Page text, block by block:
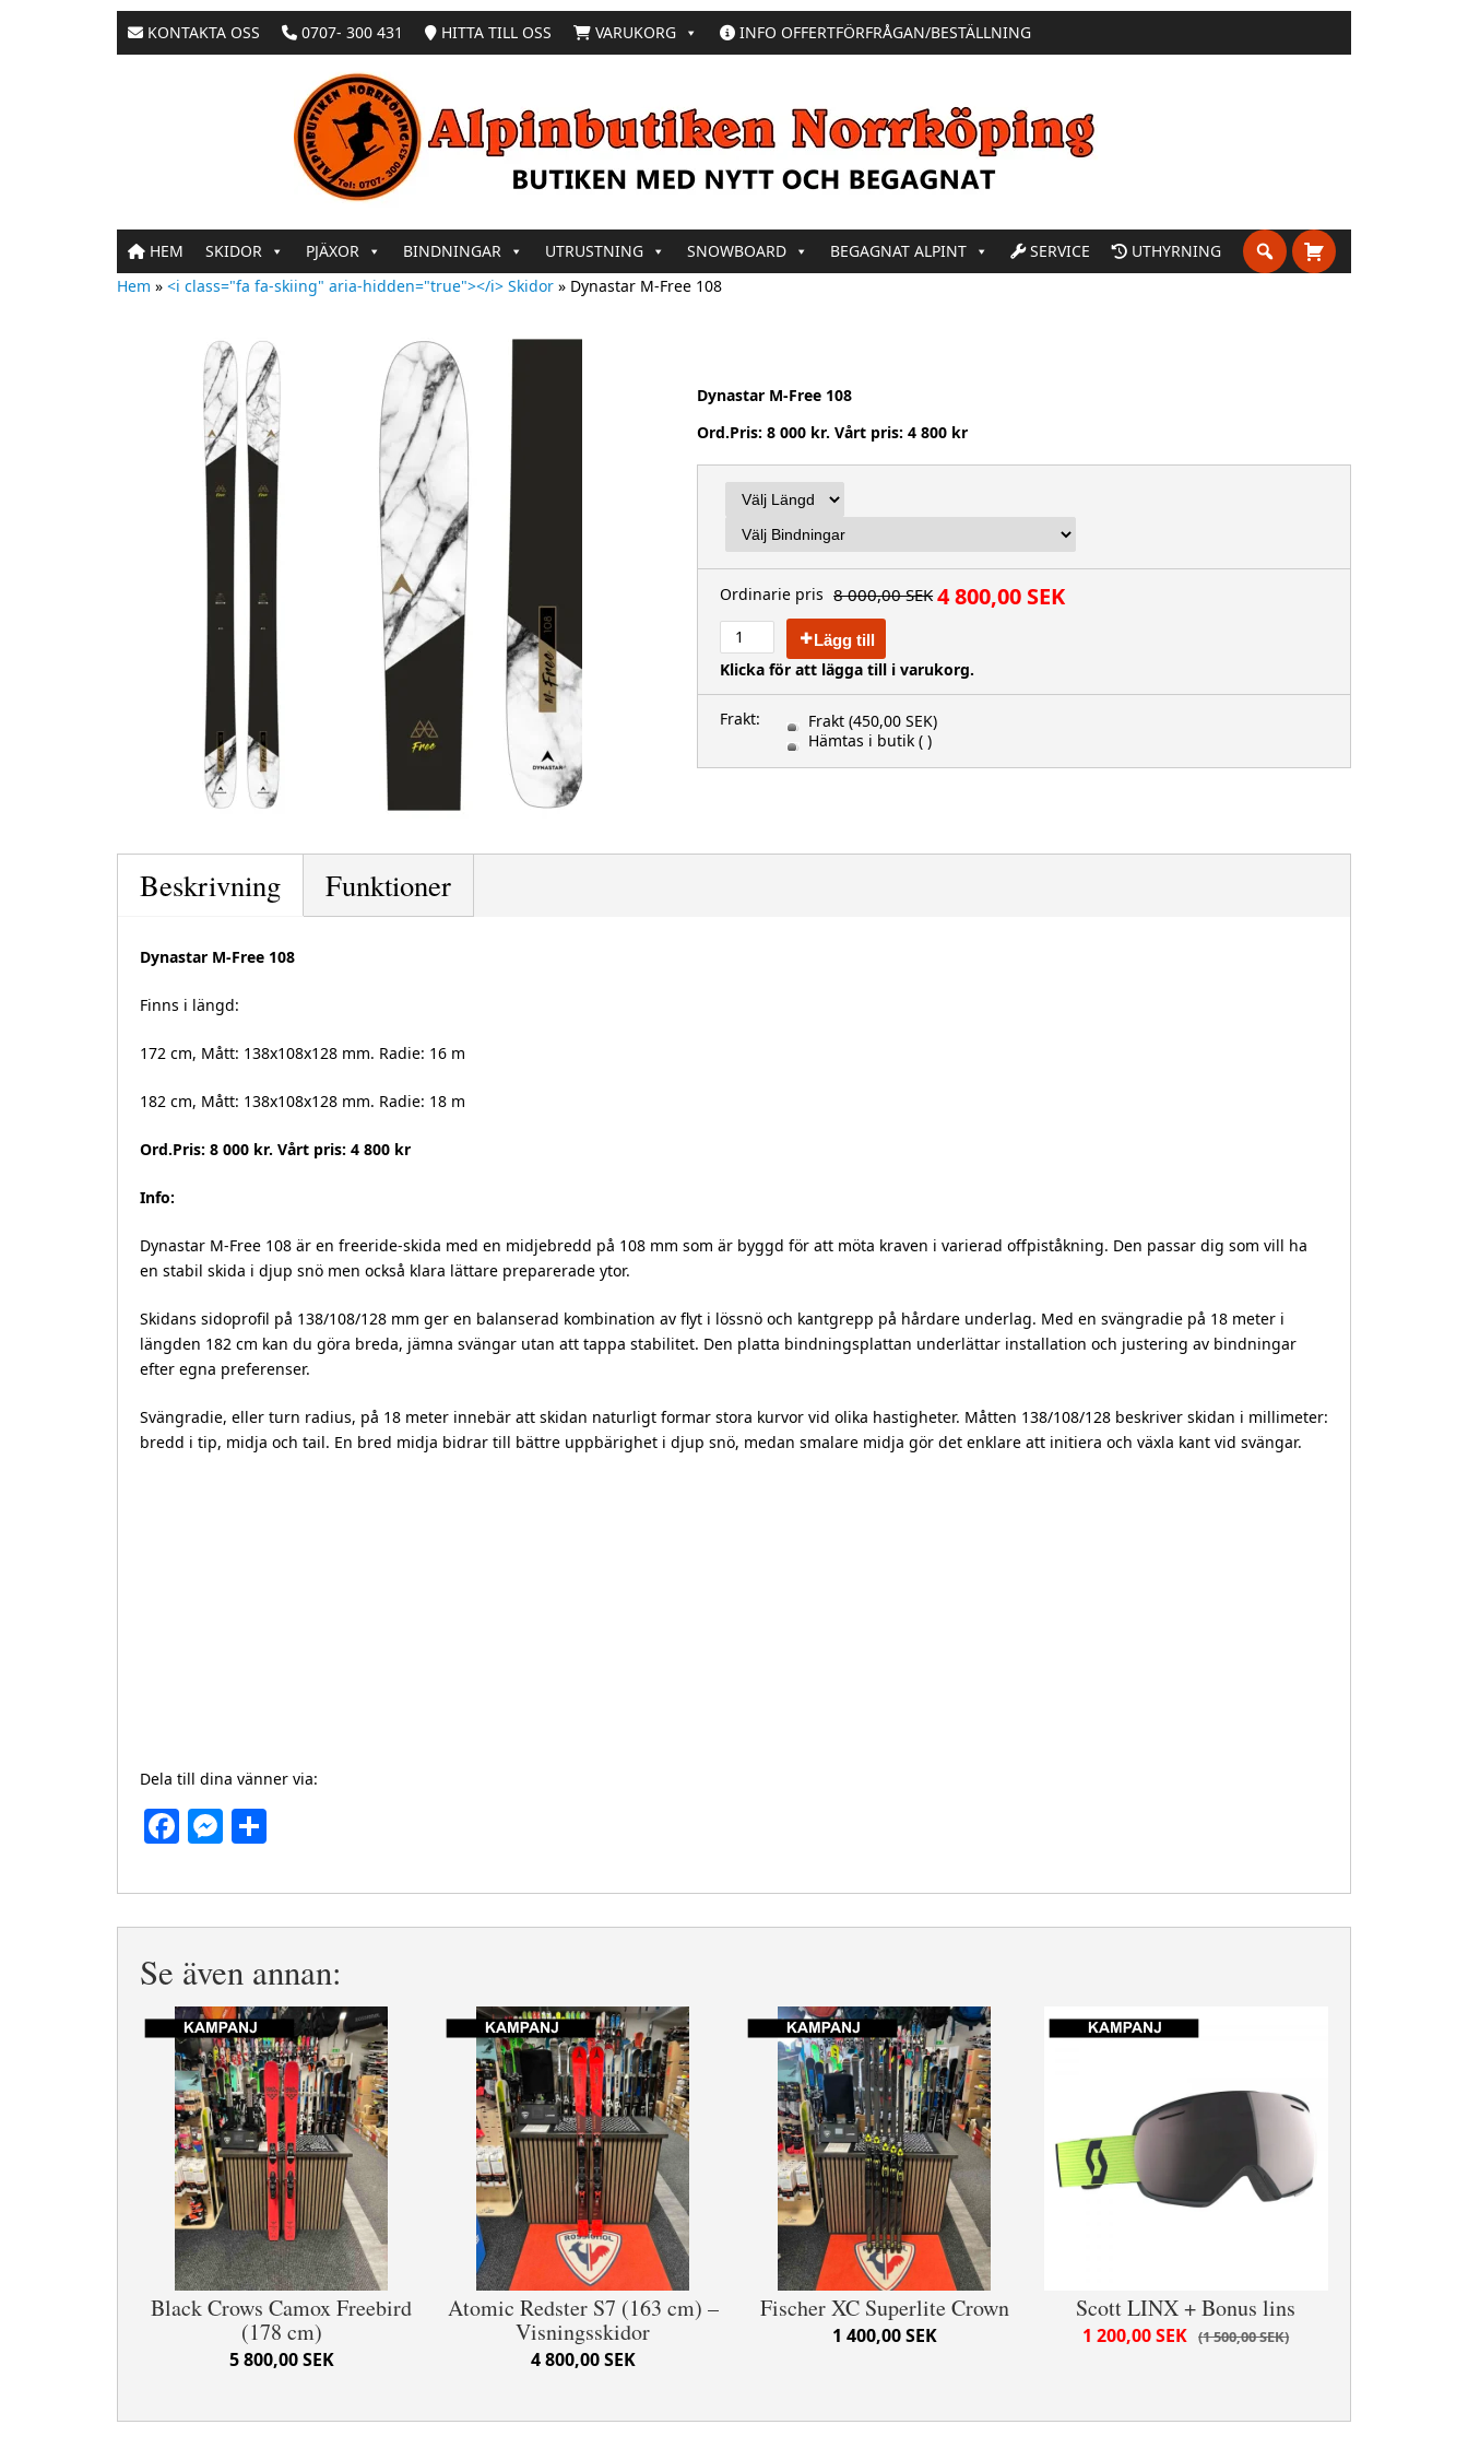
KONTAKTA OSS 0707- 300 431 HITTA TILL OSS VARUKORG INFO OFFERTFÖRFRÅGAN/BESTÄLLNING
HEM SKIDOR PJÄXOR BINDNINGAR UTRUSTNING SNOWBOARD BEGAGNAT ALPINT SERVICE
UTHYRNING
Hem » <i class="fa fa-skiing" aria-hidden="true"></i> Skidor » Dynastar M-Free 108
Dynastar M-Free 108
Ord.Pris: 8 000 kr. Vårt pris: 4 800 kr
Ordinarie pris 8 000,00 SEK 4 800,00 SEK
Lägg till
Klicka för att lägga till i varukorg.
Frakt: Frakt (450,00 SEK)
Hämtas i butik ( )
Beskrivning Funktioner
Dynastar M-Free 108
Finns i längd:
172 cm, Mått: 138x108x128 mm. Radie: 16 m
182 cm, Mått: 138x108x128 mm. Radie: 18 m
Ord.Pris: 8 000 kr. Vårt pris: 4 800 kr
Info:
Dynastar M-Free 108 är en freeride-skida med en midjebredd på 108 mm som är byggd för att möta kraven i varierad offpiståkning. Den passar dig som vill ha
en stabil skida i djup snö men också klara lättare preparerade ytor.
Skidans sidoprofil på 138/108/128 mm ger en balanserad kombination av flyt i lössnö och kantgrepp på hårdare underlag. Med en svängradie på 18 meter i
längden 182 cm kan du göra breda, jämna svängar utan att tappa stabilitet. Den platta bindningsplattan underlättar installation och justering av bindningar
efter egna preferenser.
Svängradie, eller turn radius, på 18 meter innebär att skidan naturligt formar stora kurvor vid olika hastigheter. Måtten 138/108/128 beskriver skidan i millimeter:
bredd i tip, midja och tail. En bred midja bidrar till bättre uppbärighet i djup snö, medan smalare midja gör det enklare att initiera och växla kant vid svängar.
Dela till dina vänner via:
Facebook
Messenger
Se även annan:
Black Crows Camox Freebird
(178 cm)
5 800,00 SEK
Atomic Redster S7 (163 cm) –
Visningsskidor
4 800,00 SEK
Fischer XC Superlite Crown
1 400,00 SEK
Scott LINX + Bonus lins
1 500,00 SEK
1 200,00 SEK